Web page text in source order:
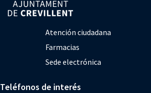
Atención ciudadana
Farmacias
Sede electrónica
Teléfonos de interés